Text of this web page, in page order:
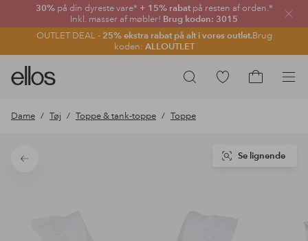
30% på din dyreste vare* + 15% rabatpå resten af orden.*
Inkl. masser af møbler! Brug koden: 3015
OUTLET DEAL - 25% ekstra rabat på alt i vores outlet.Brug
koden: ALLOUTLET
Luk
Søg
Ellos
logo
gå
forsiden
Gå
Dame Tøj Toppe & tank-toppe Toppe
Tilbage
Se lignende